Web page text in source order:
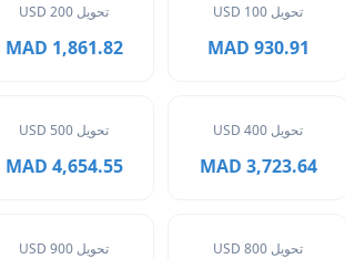
تحويل 100 USD
930.91 MAD
تحويل 200 USD
1,861.82 MAD
تحويل 400 USD
3,723.64 MAD
تحويل 500 USD
4,654.55 MAD
تحويل 800 USD تحويل 900 USD